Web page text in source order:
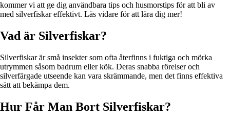
kommer vi att ge dig användbara tips och husmorstips för att bli av
med silverfiskar effektivt. Läs vidare för att lära dig mer!
Vad är Silverfiskar?
Silverfiskar är små insekter som ofta återfinns i fuktiga och mörka
utrymmen såsom badrum eller kök. Deras snabba rörelser och
silverfärgade utseende kan vara skrämmande, men det finns effektiva
sätt att bekämpa dem.
Hur Får Man Bort Silverfiskar?